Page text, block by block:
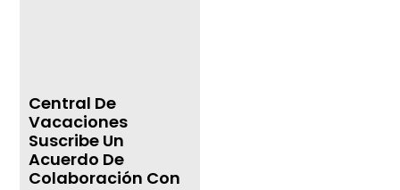
Central De
Vacaciones
Suscribe Un
Acuerdo De
Colaboración Con